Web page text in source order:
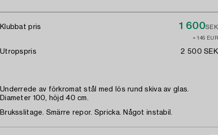
Klubbat pris 1 600SEK
≈ 146 EUR
Utropspris 2 500 SEK
Underrede av förkromat stål med lös rund skiva av glas.
Diameter 100, höjd 40 cm.
Bruksslitage. Smärre repor. Spricka. Något instabil.